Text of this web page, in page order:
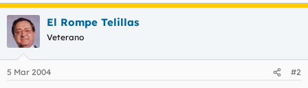
t
e
m
a
o
El Rompe Telillas
Veterano
5 Mar 2004 #2